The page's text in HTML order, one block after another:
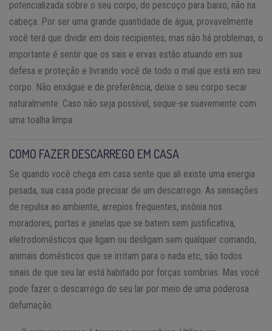
potencializada sobre o seu corpo, do pescoço para baixo, não na
cabeça. Por ser uma grande quantidade de água, provavelmente
você terá que dividir em dois recipientes, mas não há problemas, o
importante é sentir que os sais e ervas estão atuando em sua
defesa e proteção e livrando você de todo o mal que está em seu
corpo. Não enxágue e de preferência, deixe o seu corpo secar
naturalmente. Caso não seja possível, seque-se suavemente com
uma toalha limpa.
COMO FAZER DESCARREGO EM CASA
Se quando você chega em casa sente que ali existe uma energia
pesada, sua casa pode precisar de um descarrego. As sensações
de repulsa ao ambiente, arrepios frequentes, insônia nos
moradores, portas e janelas que se batem sem justificativa,
eletrodomésticos que ligam ou desligam sem qualquer comando,
animais domésticos que se irritam para o nada etc, são todos
sinais de que seu lar está habitado por forças sombrias. Mas você
pode fazer o descarrego do seu lar por meio de uma poderosa
defumação.